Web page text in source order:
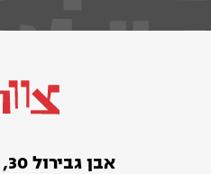
אבן גבירול 30, תל אביב יפו